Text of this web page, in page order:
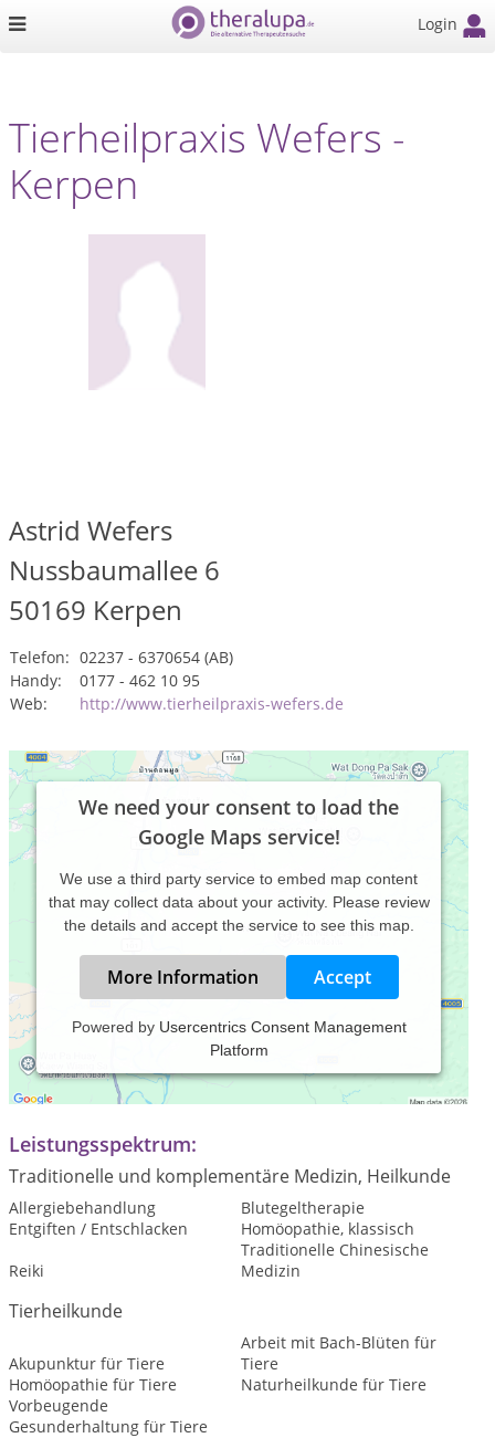
Login
Tierheilpraxis Wefers -
Kerpen
Astrid Wefers
Nussbaumallee 6
50169 Kerpen
Telefon: 02237 - 6370654 (AB)
Handy:
0177 - 462 10 95
Web:
http://www.tierheilpraxis-wefers.de
We need your consent to load the
Google Maps service!
We use a third party service to embed map content
that may collect data about your activity. Please review
the details and accept the service to see this map.
More Information Accept
Powered by Usercentrics Consent Management
Platform
Praxiszeiten:
Termine nach Vereinbarung
Leistungsspektrum:
Traditionelle und komplementäre Medizin, Heilkunde
Allergiebehandlung
Blutegeltherapie
Entgiften / Entschlacken
Homöopathie, klassisch
Reiki
Traditionelle Chinesische
Medizin
Tierheilkunde
Akupunktur für Tiere
Arbeit mit Bach-Blüten für
Tiere
Homöopathie für Tiere
Naturheilkunde für Tiere
Vorbeugende
Gesunderhaltung für Tiere